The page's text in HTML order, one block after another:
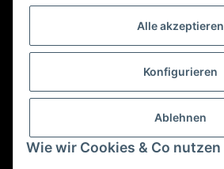
Alle akzeptieren
Konfigurieren
Ablehnen
Wie wir Cookies & Co nutzen
Informationen
Mehr über